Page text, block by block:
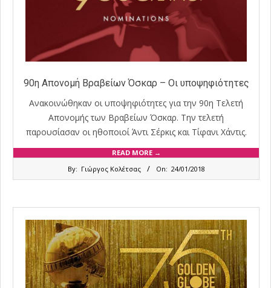
90η Απονομή Βραβείων Όσκαρ – Οι υποψηφιότητες
Ανακοινώθηκαν οι υποψηφιότητες για την 90η Τελετή
Απονομής των Βραβείων Όσκαρ. Την τελετή
παρουσίασαν οι ηθοποιοί Άντι Σέρκις και Τίφανι Χάντις.
READ MORE →
By: Γιώργος Κολέτσας On: 24/01/2018